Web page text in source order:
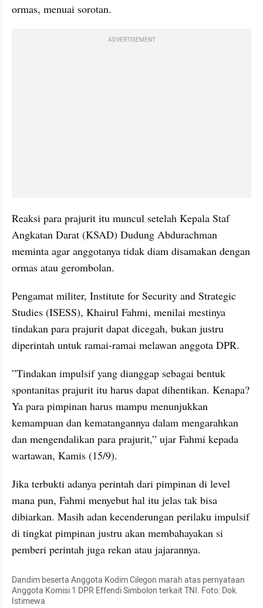
ormas, menuai sorotan.
ADVERTISEMENT
Reaksi para prajurit itu muncul setelah Kepala Staf
Angkatan Darat (KSAD) Dudung Abdurachman
meminta agar anggotanya tidak diam disamakan dengan
ormas atau gerombolan.
Pengamat militer, Institute for Security and Strategic
Studies (ISESS), Khairul Fahmi, menilai mestinya
tindakan para prajurit dapat dicegah, bukan justru
diperintah untuk ramai-ramai melawan anggota DPR.
”Tindakan impulsif yang dianggap sebagai bentuk
spontanitas prajurit itu harus dapat dihentikan. Kenapa?
Ya para pimpinan harus mampu menunjukkan
kemampuan dan kematangannya dalam mengarahkan
dan mengendalikan para prajurit,” ujar Fahmi kepada
wartawan, Kamis (15/9).
Jika terbukti adanya perintah dari pimpinan di level
mana pun, Fahmi menyebut hal itu jelas tak bisa
dibiarkan. Masih adan kecenderungan perilaku impulsif
di tingkat pimpinan justru akan membahayakan si
pemberi perintah juga rekan atau jajarannya.
Dandim beserta Anggota Kodim Cilegon marah atas pernyataan
Anggota Komisi 1 DPR Effendi Simbolon terkait TNI. Foto: Dok.
Istimewa